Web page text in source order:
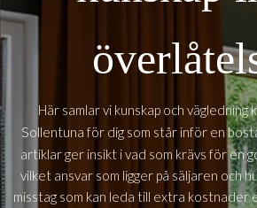
Här samlar vi kunskap och vägledning
Sollentuna för dig som står inför en
artiklar ger insikt i vad som krävs för en
vilket ansvar som ligger på säljaren och
misstag som kan leda till extra